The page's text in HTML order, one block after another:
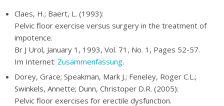
Claes, H.; Baert, L. (1993):
Pelvic floor exercise versus surgery in the treatment of
impotence.
Br J Urol, January 1, 1993, Vol. 71, No. 1, Pages 52-57.
Im Internet: Zusammenfassung.
Dorey, Grace; Speakman, Mark J.; Feneley, Roger C.L.;
Swinkels, Annette; Dunn, Christoper D.R. (2005):
Pelvic floor exercises for erectile dysfunction.